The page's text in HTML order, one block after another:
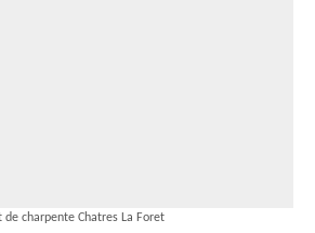
charpente Chatres La Foret